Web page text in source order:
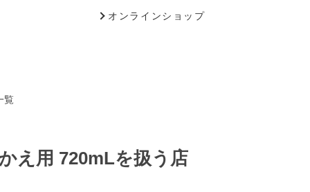
オンラインショップ
覧
え用 720mLを扱う店